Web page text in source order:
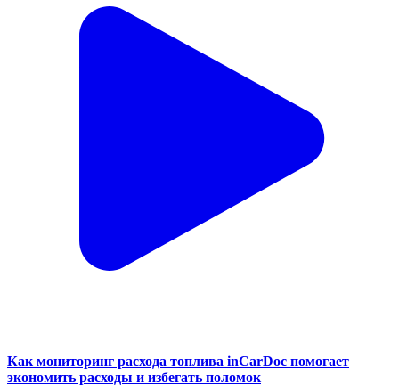
Как мониторинг расхода топлива inCarDoc помогает
экономить расходы и избегать поломок